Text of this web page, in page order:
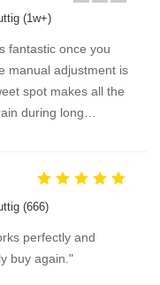
(1w+)
fantastic once you
manual adjustment is
spot makes all the
during long
IPD correctly. The
and finding that
No more eye
recommend
Pico 4's
(666)
perfectly and
buy again."